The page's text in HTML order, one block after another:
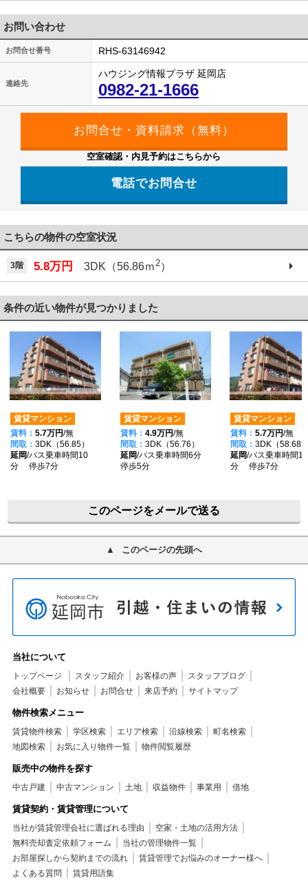
お問い合わせ
お問合せ番号 RHS-63146942
連絡先
ハウジング情報プラザ 延岡店
0982-21-1666
空室確認・内見予約はこちらから
電話でお問合せ
こちらの物件の空室状況
3階 5.8万円 3DK（56.86ｍ2）
条件の近い物件が見つかりました
賃貸マンション
賃料： 5.7万円/無
間取： 3DK（56.85）
延岡/バス乗車時間10
分 停歩7分
賃貸マンション
賃料： 4.9万円/無
間取： 3DK（56.76）
延岡/バス乗車時間6分
停歩5分
賃貸マンション
賃料： 5.7万円/無
間取： 3DK（58.68
延岡/バス乗車時間10
分 停歩7分
このページをメールで送る
このページの先頭へ
当社について
トップページ スタッフ紹介 お客様の声
スタッフブログ
会社概要
お知らせ お問合せ 来店予約 サイトマップ
物件検索メニュー
賃貸物件検索 学区検索 エリア検索 沿線検索
町名検索
地図検索
お気に入り物件一覧 物件閲覧履歴
販売中の物件を探す
中古戸建 中古マンション 土地 収益物件 事業用 借地
賃貸契約・賃貸管理について
当社が賃貸管理会社に選ばれる理由
空家・土地の活用方法
無料売却査定依頼フォーム
当社の管理物件一覧
お部屋探しから契約までの流れ
賃貸管理でお悩みのオーナー様へ
よくある質問
賃貸用語集